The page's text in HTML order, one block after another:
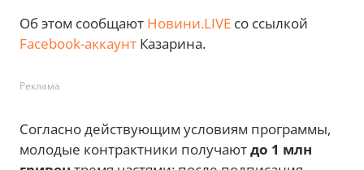
Об этом сообщают Новини.LIVE со ссылкой
Facebook-аккаунт Казарина.
Реклама
Согласно действующим условиям программы,
молодые контрактники получаютдо 1 млн